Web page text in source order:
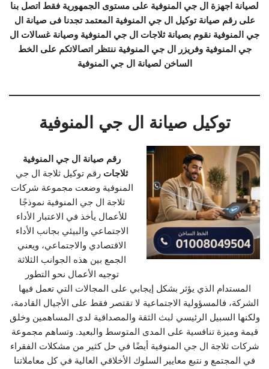
لصيانة اجهزة ال جي المنوفية على مستوى الجمهورية فقط اتصل بنا
على رقم صيانة توكيل ال جي المنوفية المعتمد تجدنا فى صيانة ال
جي المنوفية نقوم بصيانة ثلاجات ال جي المنوفية وصيانة غسالات ال
جي المنوفية وفريزر ال جي المنوفية ننتظر اتصالاتكم على الخط
الساخن لصيانة ال جي المنوفية
توكيل صيانة ال جي المنوفية
رقم صيانة ال جي المنوفية
ثلاجات رقم توكيل ثلاجة ال جي
المنوفية وضعت مجموعة شركات
ثلاجة ال جي المنوفية نموذجًا
للأعمال يأخذ في الاعتبار الأداء
الاجتماعي والبيئي بجانب الأداء
الاقتصادي والاجتماعي، ويعني
الجمع بين هذه الجوانب الثلاثة
توجيه الأعمال نحو التطور
المستدام الذي يؤثر بشكل إيجابي على المجالات التي تعمل فيها
الشركة، فالمسؤولية الاجتماعية لا تقتصر فقط على الأجيال القادمة،
ولكنها السبيل الرئيسي لبث الثقة والمصداقية لدى المساهمين وخلق
قيمة وميزة تنافسية على المدى المتوسط والبعيد. وتساهم مجموعة
شركات ثلاجة ال جي المنوفية أيضًا في حل كثير من مشكلات الفقراء
في المجتمع و نتبع معايير السلوك الأخلاقي العالية في كل معاملاتنا